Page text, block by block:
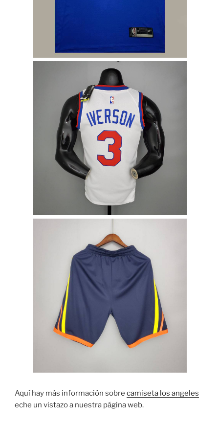
Aquí hay más información sobre camiseta los angeles
eche un vistazo a nuestra página web.